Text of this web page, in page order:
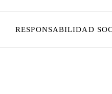
RESPONSABILIDAD